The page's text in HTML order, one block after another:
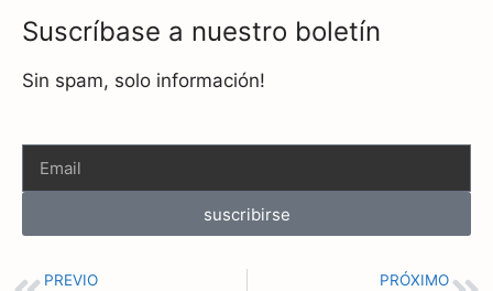
Suscríbase a nuestro boletín
Sin spam, solo información!
suscribirse
PREVIO PRÓXIMO